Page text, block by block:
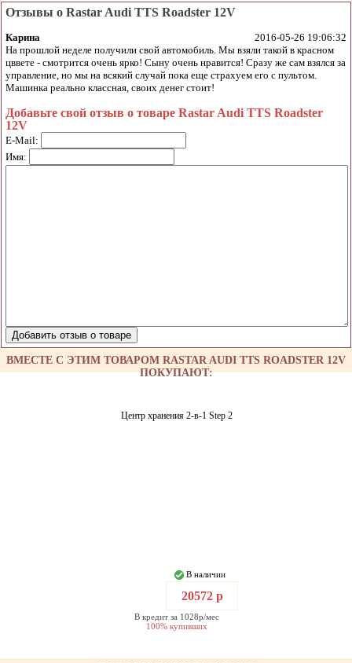
Отзывы о Rastar Audi TTS Roadster 12V
Карина
2016-05-26 19:06:32
На прошлой неделе получили свой автомобиль. Мы взяли такой в красном
цввете - смотрится очень ярко! Сыну очень нравится! Сразу же сам взялся за
управление, но мы на всякий случай пока еще страхуем его с пультом.
Машинка реально классная, своих денег стоит!
Добавьте свой отзыв о товаре Rastar Audi TTS Roadster
12V
E-Mail:
Имя:
ВМЕСТЕ С ЭТИМ ТОВАРОМ RASTAR AUDI TTS ROADSTER 12V
ПОКУПАЮТ:
Центр хранения 2-в-1 Step 2
В наличии
20572 р
В кредит за 1028р/мес
100% купивших